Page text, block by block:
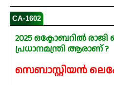
CA-1602
2025 ഒക്ടോബറിൽ
പ്രധാനമന്ത്രി ആരാണ് ?
സെബാസ്റ്റിയൻ